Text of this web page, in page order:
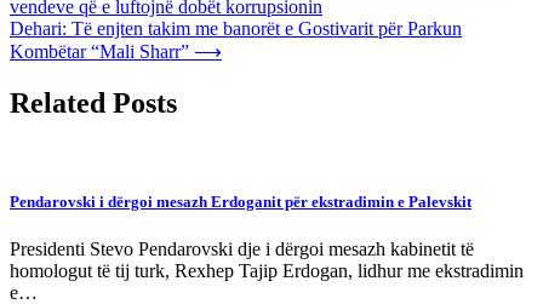
navigation
vendeve që e luftojnë dobët korrupsionin
Dehari: Të enjten takim me banorët e Gostivarit për Parkun
Kombëtar “Mali Sharr” ⟶
Related Posts
Pendarovski i dërgoi mesazh Erdoganit për ekstradimin e Palevskit
Presidenti Stevo Pendarovski dje i dërgoi mesazh kabinetit të
homologut të tij turk, Rexhep Tajip Erdogan, lidhur me ekstradimin
e…